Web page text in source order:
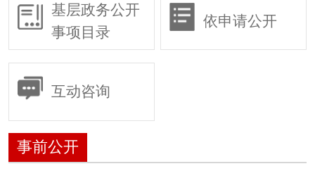
行政复议
行政执法
基层政务公开
事项目录
依申请公开
互动咨询
事前公开